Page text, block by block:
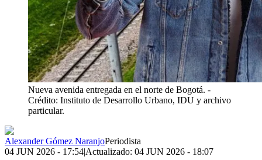
Nueva avenida entregada en el norte de Bogotá. -
Crédito: Instituto de Desarrollo Urbano, IDU y archivo
particular.
Alexander Gómez NaranjoPeriodista
04 JUN 2026 - 17:54|Actualizado: 04 JUN 2026 - 18:07